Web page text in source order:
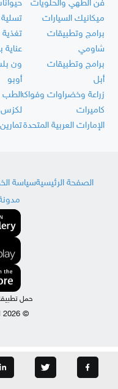
فن الطهي والحلويات
ميكانيك السيارات
برامج وتطبيقات
تغذية
شاومي
عناية
برامج وتطبيقات
ون
أبل
أوبو
زراعة وخضراوات وفواكهالطب
كاميرات
لكزس
الإمارات العربية المتحدة
الصفحة الرئيسيةسياسة
حمل
© 2026 اقرأ - السوق المفتوح